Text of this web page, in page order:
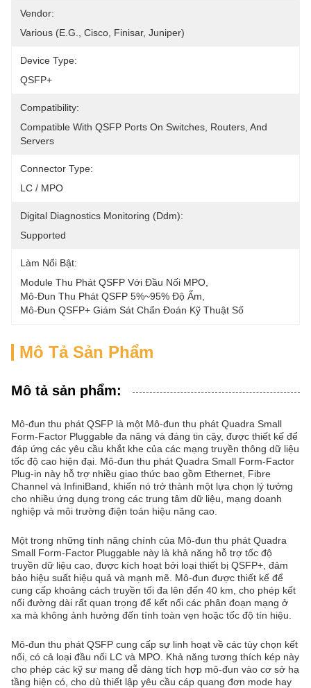
Vendor:
Various (e.g., Cisco, Finisar, Juniper)
Device Type:
QSFP+
Compatibility:
Compatible With QSFP Ports On Switches, Routers, And
Servers
Connector Type:
LC / MPO
Digital Diagnostics Monitoring (Ddm):
Supported
Làm Nổi Bật:
Module Thu Phát QSFP Với Đầu Nối MPO
Mô-Đun Thu Phát QSFP 5%~95% Độ Ẩm
Mô-Đun QSFP+ Giám Sát Chẩn Đoán Kỹ Thuật Số
Mô Tả Sản Phẩm
Mô tả sản phẩm:
Mô-đun thu phát QSFP là một Mô-đun thu phát Quadra Small
Form-Factor Pluggable đa năng và đáng tin cậy, được thiết kế để
đáp ứng các yêu cầu khắt khe của các mạng truyền thông dữ liệu
tốc độ cao hiện đại. Mô-đun thu phát Quadra Small Form-Factor
Plug-in này hỗ trợ nhiều giao thức bao gồm Ethernet, Fibre
Channel và InfiniBand, khiến nó trở thành một lựa chọn lý tưởng
cho nhiều ứng dụng trong các trung tâm dữ liệu, mạng doanh
nghiệp và môi trường điện toán hiệu năng cao.
Một trong những tính năng chính của Mô-đun thu phát Quadra
Small Form-Factor Pluggable này là khả năng hỗ trợ tốc độ
truyền dữ liệu cao, được kích hoạt bởi loại thiết bị QSFP+, đảm
bảo hiệu suất hiệu quả và mạnh mẽ. Mô-đun được thiết kế để
cung cấp khoảng cách truyền tối đa lên đến 40 km, cho phép kết
nối đường dài rất quan trọng để kết nối các phân đoạn mạng ở
xa mà không ảnh hưởng đến tính toàn vẹn hoặc tốc độ tín hiệu.
Mô-đun thu phát QSFP cung cấp sự linh hoạt về các tùy chọn kết
nối, có cả loại đầu nối LC và MPO. Khả năng tương thích kép này
cho phép các kỹ sư mạng dễ dàng tích hợp mô-đun vào cơ sở hạ
tầng hiện có, cho dù thiết lập yêu cầu cáp quang đơn mode hay